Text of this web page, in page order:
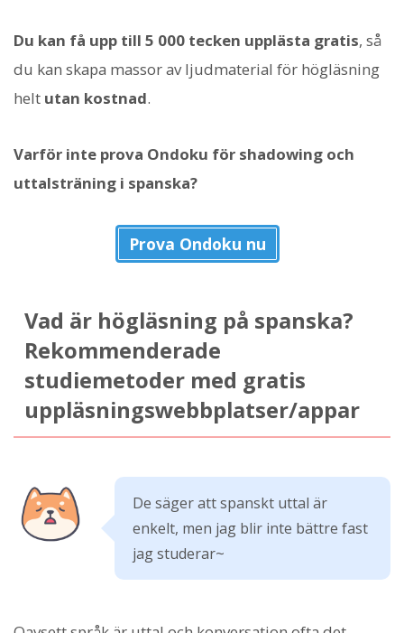
Du kan få upp till 5 000 tecken upplästa gratis, så
du kan skapa massor av ljudmaterial för högläsning
helt utan kostnad.
Varför inte prova Ondoku för shadowing och
uttalsträning i spanska?
Prova Ondoku nu
Vad är högläsning på spanska?
Rekommenderade
studiemetoder med gratis
uppläsningswebbplatser/appar
De säger att spanskt uttal är
enkelt, men jag blir inte bättre fast
jag studerar~